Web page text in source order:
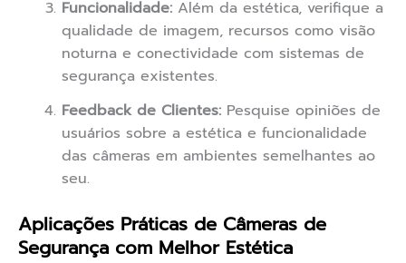
Funcionalidade: Além da estética, verifique a
qualidade de imagem, recursos como visão
noturna e conectividade com sistemas de
segurança existentes.
Feedback de Clientes: Pesquise opiniões de
usuários sobre a estética e funcionalidade
das câmeras em ambientes semelhantes ao
seu.
Aplicações Práticas de Câmeras de
Segurança com Melhor Estética